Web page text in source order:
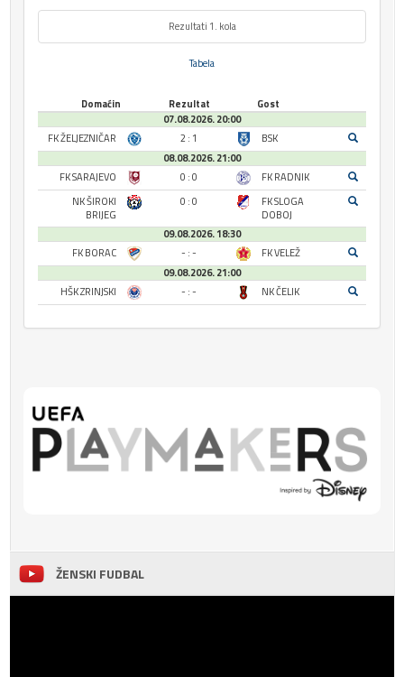
Rezultati 1. kola
Tabela
Domaćin Rezultat
Gost
07.08.2026. 20:00
FK ŽELJEZNIČAR
2 : 1
BSK
08.08.2026. 21:00
FK SARAJEVO
0 : 0
FK RADNIK
NK ŠIROKI
BRIJEG
0 : 0
FK SLOGA
DOBOJ
09.08.2026. 18:30
FK BORAC
- : -
FK VELEŽ
09.08.2026. 21:00
HŠK ZRINJSKI
- : - NK ČELIK
ŽENSKI FUDBAL